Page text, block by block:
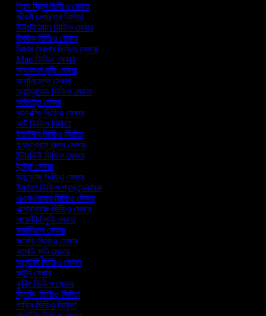
গ্রিন স্ক্রিন ভিডিও মেকার
জীবনী চলচ্চিত্র নির্মাতা
টিউটোরিয়াল ভিডিও মেকার
টিকটক ভিডিও মেকার
টিজার ট্রেলার ভিডিও মেকার
Mac ভিডিও মেকার
অ্যাকশন মুভি মেকার
অ্যানিমেশন মেকার
অ্যান্ড্রয়েড ভিডিও মেকার
আউট্রো মেকার
আনবক্সিং ভিডিও মেকার
আর্ট ভিডিও নির্মাতা
ইউটিউব ভিডিও নির্মাতা
ইনস্টাগ্রাম রিলস মেকার
ইন্টারভিউ ভিডিও মেকার
ইন্ট্রো মেকার
উইন্ডোজ ভিডিও মেকার
উচ্চারণ ভিডিও প্রস্তুতকারক
এএসএমআর ভিডিও মেকার
এক্সারসাইজ ভিডিও মেকার
ওয়েস্টার্ন মুভি মেকার
কমার্শিয়াল মেকার
কমেডি ভিডিও মেকার
কমেডি মুভি মেকার
কমেন্টারি ভিডিও মেকার
কার্টুন মেকার
কুকিং ভিডিও মেকার
ক্লিনিং ভিডিও নির্মাতা
গাড়ির ভিডিও নির্মাতা